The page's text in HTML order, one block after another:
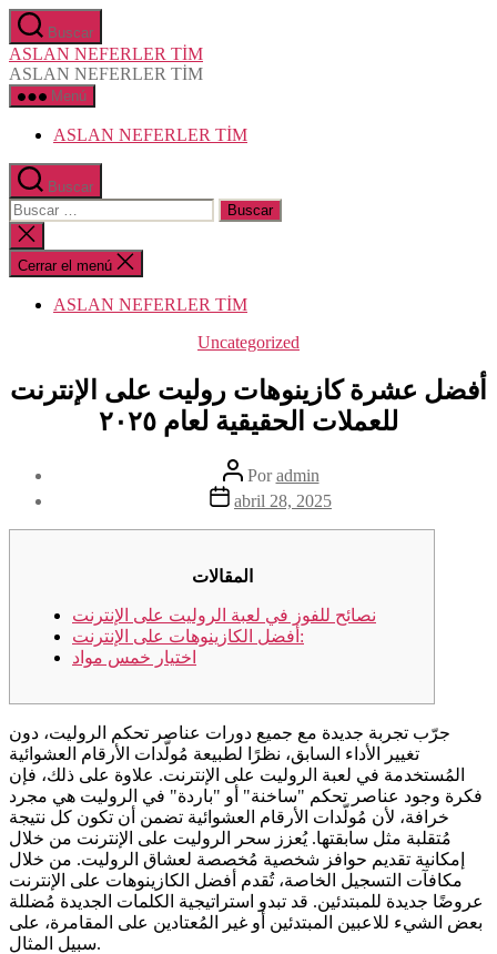
Saltar
al
contenido
Buscar
ASLAN NEFERLER TİM
ASLAN NEFERLER TİM
Menú
ASLAN NEFERLER TİM
Buscar
Buscar:
Cerrar
la
búsqueda
Cerrar el menú
ASLAN NEFERLER TİM
Categorías
Uncategorized
أفضل عشرة كازينوهات روليت على الإنترنت
للعملات الحقيقية لعام ٢٠٢٥
Autor
de
la
entrada
Poradmin
Fecha
la
abril 28, 2025
المقالات
نصائح للفوز في لعبة الروليت على الإنترنت
أفضل الكازينوهات على الإنترنت:
اختيار خمس مواد
جرّب تجربة جديدة مع جميع دورات عناصر تحكم الروليت، دون
تغيير الأداء السابق، نظرًا لطبيعة مُولّدات الأرقام العشوائية
المُستخدمة في لعبة الروليت على الإنترنت. علاوة على ذلك، فإن
فكرة وجود عناصر تحكم "ساخنة" أو "باردة" في الروليت هي مجرد
خرافة، لأن مُولّدات الأرقام العشوائية تضمن أن تكون كل نتيجة
مُتقلبة مثل سابقتها. يُعزز سحر الروليت على الإنترنت من خلال
إمكانية تقديم حوافز شخصية مُخصصة لعشاق الروليت. من خلال
مكافآت التسجيل الخاصة، تُقدم أفضل الكازينوهات على الإنترنت
عروضًا جديدة للمبتدئين. قد تبدو استراتيجية الكلمات الجديدة مُضللة
بعض الشيء للاعبين المبتدئين أو غير المُعتادين على المقامرة، على
سبيل المثال.